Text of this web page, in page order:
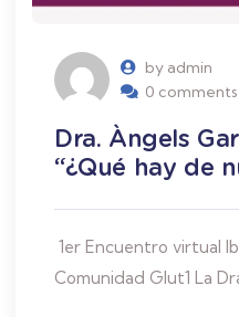
by admin
0 comments
Dra. Àngels
“¿Qué hay de
1er Encuentro virtual
Comunidad Glut1 La